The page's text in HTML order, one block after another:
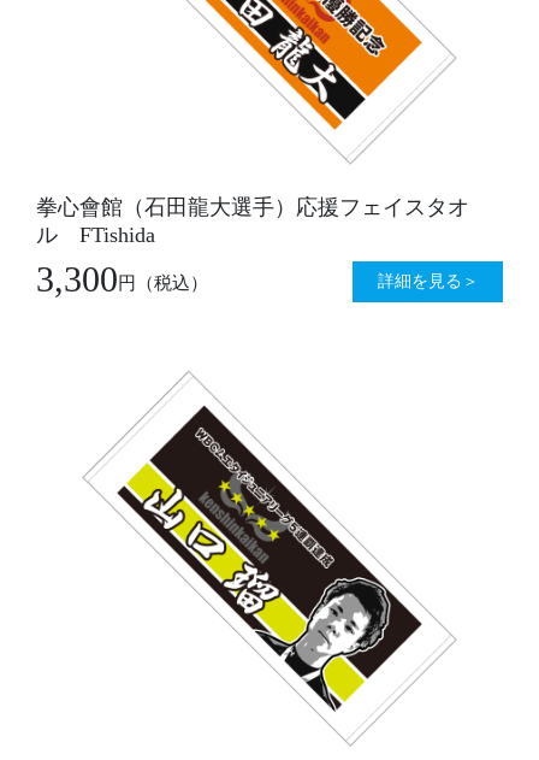
拳心會館（石田龍大選手）応援フェイスタオ
ル FTishida
3,300円 （税込） 詳細を見る＞